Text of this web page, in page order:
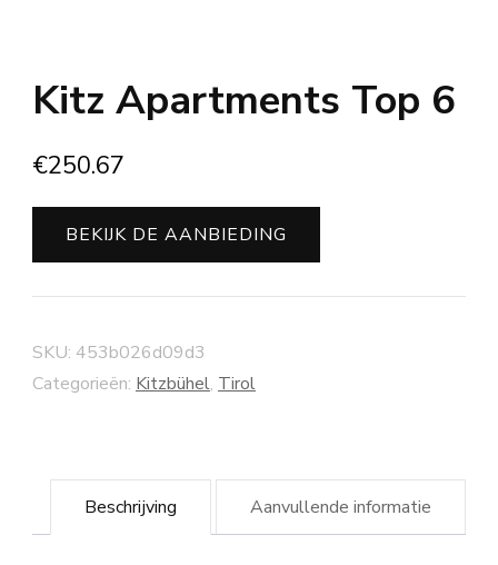
Kitz Apartments Top 6
€250.67
BEKIJK DE AANBIEDING
SKU: 453b026d09d3
Categorieën: Kitzbühel, Tirol
Beschrijving Aanvullende informatie